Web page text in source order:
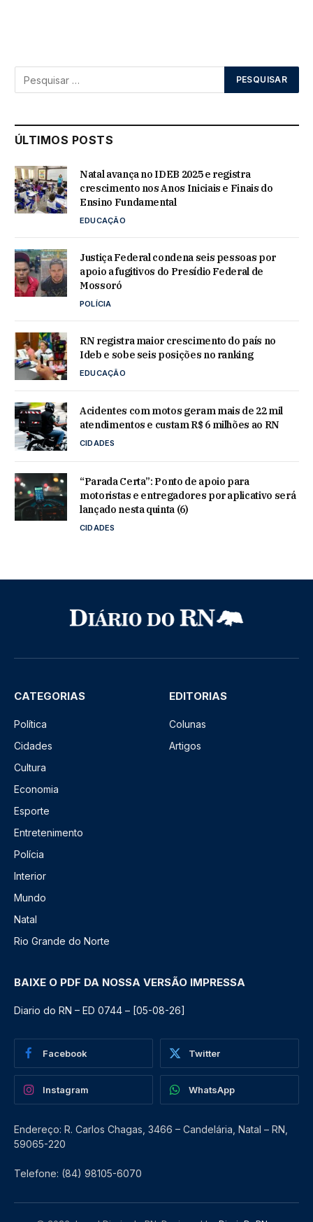
ÚLTIMOS POSTS
Natal avança no IDEB 2025 e registra
crescimento nos Anos Iniciais e Finais do
Ensino Fundamental
EDUCAÇÃO
Justiça Federal condena seis pessoas por
apoio a fugitivos do Presídio Federal de
Mossoró
POLÍCIA
RN registra maior crescimento do país no
Ideb e sobe seis posições no ranking
EDUCAÇÃO
Acidentes com motos geram mais de 22 mil
atendimentos e custam R$ 6 milhões ao RN
CIDADES
“Parada Certa”: Ponto de apoio para
motoristas e entregadores por aplicativo será
lançado nesta quinta (6)
CIDADES
CATEGORIAS
Política
Cidades
Cultura
Economia
Esporte
Entretenimento
Polícia
Interior
Mundo
Natal
Rio Grande do Norte
EDITORIAS
Colunas
Artigos
BAIXE O PDF DA NOSSA VERSÃO IMPRESSA
Diario do RN – ED 0744 – [05-08-26]
Facebook Twitter
Instagram WhatsApp
Endereço: R. Carlos Chagas, 3466 – Candelária, Natal – RN,
59065-220
Telefone: (84) 98105-6070